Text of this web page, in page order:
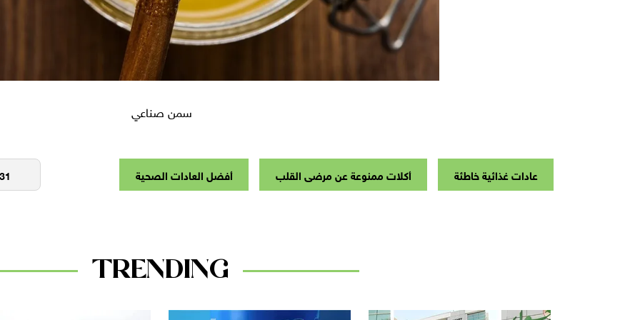
سمن صناعي
عادات غذائية خاطئة أكلات ممنوعة عن مرضى القلب أفضل العادات الصحية
TRENDING